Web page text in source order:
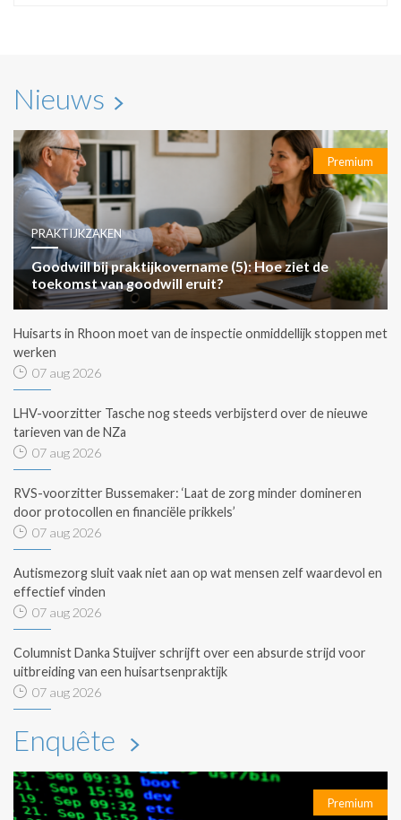
Nieuws
Premium
PRAKTIJKZAKEN
Goodwill bij praktijkovername (5): Hoe ziet de
toekomst van goodwill eruit?
Huisarts in Rhoon moet van de inspectie onmiddellijk stoppen met
werken
07 aug 2026
LHV-voorzitter Tasche nog steeds verbijsterd over de nieuwe
tarieven van de NZa
07 aug 2026
RVS-voorzitter Bussemaker: ‘Laat de zorg minder domineren
door protocollen en financiële prikkels’
07 aug 2026
Autismezorg sluit vaak niet aan op wat mensen zelf waardevol en
effectief vinden
07 aug 2026
Columnist Danka Stuijver schrijft over een absurde strijd voor
uitbreiding van een huisartsenpraktijk
07 aug 2026
Enquête
Premium